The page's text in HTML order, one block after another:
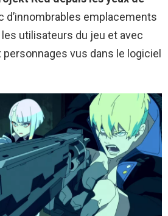
d’innombrables emplacements
utilisateurs du jeu et avec
personnages vus dans le logiciel